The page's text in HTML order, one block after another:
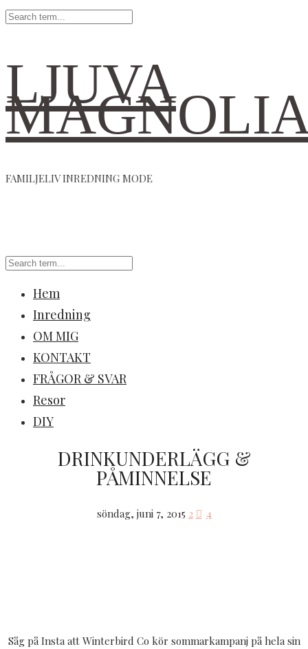
LJUVA
FAMILJELIV INREDNING MODE
Hem
Inredning
OM MIG
KONTAKT
FRÅGOR & SVAR
Resor
DIY
DRINKUNDERLÄGG &
PÅMINNELSE
söndag, juni 7, 2015 2 4
Såg på Insta att Winterbird Co kör sommarkampanj på hela sin